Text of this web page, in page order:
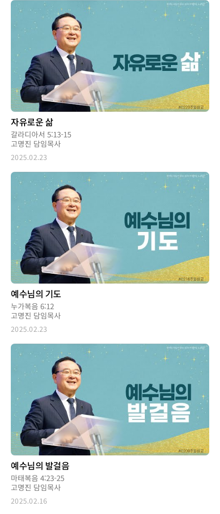
자유로운 삶
갈라디아서 5:13-15
고명진 담임목사
2025.02.23
예수님의 기도
누가복음 6:12
고명진 담임목사
2025.02.23
예수님의 발걸음
마태복음 4:23-25
고명진 담임목사
2025.02.16